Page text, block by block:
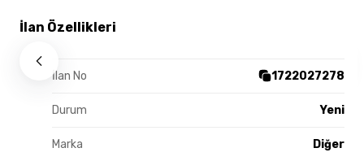
İlan Özellikleri
İlan No 1722027278
Durum Yeni
Marka Diğer